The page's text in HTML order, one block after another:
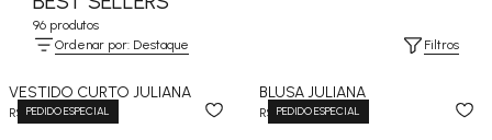
96 produtos
Ordenar por: Destaque
Filtros
PEDIDO ESPECIAL
VESTIDO CURTO JULIANA
R$ 3.380,00 PEDIDO ESPECIAL
BLUSA JULIANA
R$ 2.680,00